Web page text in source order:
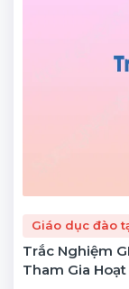
Giáo dục đào
Trắc Nghiệm
Tham Gia